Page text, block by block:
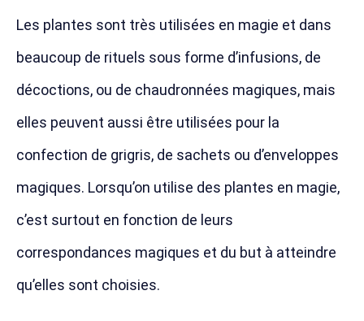
Les plantes sont très utilisées en magie et dans
beaucoup de rituels sous forme d’infusions, de
décoctions, ou de chaudronnées magiques, mais
elles peuvent aussi être utilisées pour la
confection de grigris, de sachets ou d’enveloppes
magiques. Lorsqu’on utilise des plantes en magie,
c’est surtout en fonction de leurs
correspondances magiques et du but à atteindre
qu’elles sont choisies.